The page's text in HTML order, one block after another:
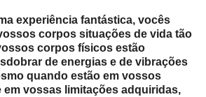
experiência fantástica, vocês
corpos situações de vida tão
corpos físicos estão
de energias e de vibrações
quando estão em vossos
vossas limitações adquiridas,